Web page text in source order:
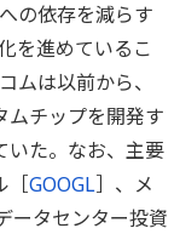
の依存を減らす
を進めているこ
ムは以前から、
ムチップを開発す
いた。なお、主要
［GOOGL］、メ
ータセンター投資